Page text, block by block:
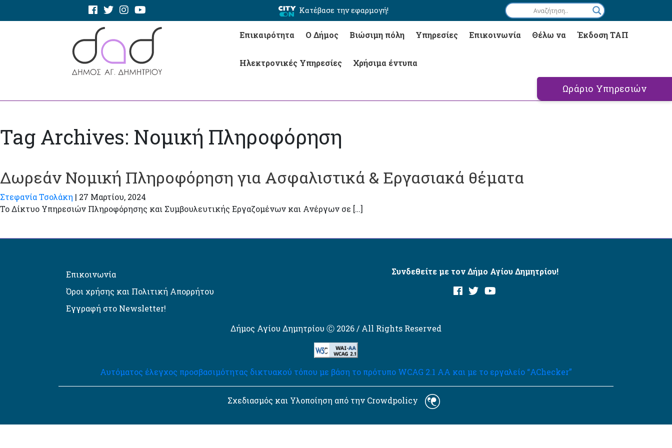
Κατέβασε την εφαρμογή!
Επικαιρότητα Ο Δήμος Βιώσιμη πόλη Υπηρεσίες Επικοινωνία Θέλω να Έκδοση ΤΑΠ
Ηλεκτρονικές Υπηρεσίες Χρήσιμα έντυπα
Ωράριο Υπηρεσιών
Tag Archives: Νομική Πληροφόρηση
Δωρεάν Νομική Πληροφόρηση για Ασφαλιστικά & Εργασιακά θέματα
Στεφανία Τσολάκη | 27 Μαρτίου, 2024
Το Δίκτυο Υπηρεσιών Πληροφόρησης και Συμβουλευτικής Εργαζομένων και Ανέργων σε […]
Επικοινωνία
Όροι χρήσης και Πολιτική Απορρήτου
Εγγραφή στο Newsletter!
Συνδεθείτε με τον Δήμο Αγίου Δημητρίου!
Δήμος Αγίου Δημητρίου Ⓒ 2026 / All Rights Reserved
Αυτόματος έλεγχος προσβασιμότητας δικτυακού τόπου με βάση το πρότυπο WCAG 2.1 AA και με το εργαλείο “AChecker”
Σχεδιασμός και Υλοποίηση από την Crowdpolicy